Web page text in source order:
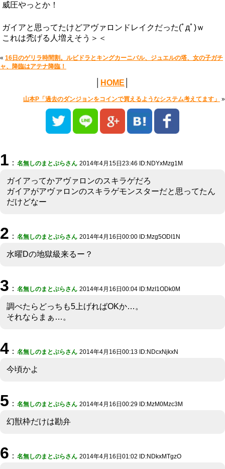
威圧やっとか！
ガイアと思ってたけどアヴァロンドレイクだった(ﾟдﾟ)ｗ
これは禿げる人増えそう＞＜
« 16日のゲリラ時間割。ルビドラとキングカーニバル、ジュエルの塔、女の子ガチ
ャ、降臨はアテナ降臨！
HOME
山本P「過去のダンジョンをコインで買えるようなシステム考えてます」 »
1 ： 名無しのまとぷらさん 2014年4月15日23:46 ID:NDYxMzg1M
ガイアってかアヴァロンのスキラゲだろ
ガイアがアヴァロンのスキラゲモンスターだと思ってたん
だけどなー
2 ： 名無しのまとぷらさん 2014年4月16日00:00 ID:Mzg5ODI1N
水曜Dの地獄級来るー？
3 ： 名無しのまとぷらさん 2014年4月16日00:04 ID:MzI1ODk0M
調べたらどっちも5上げればOKか…。
それならまぁ…。
4 ： 名無しのまとぷらさん 2014年4月16日00:13 ID:NDcxNjkxN
今頃かよ
5 ： 名無しのまとぷらさん 2014年4月16日00:29 ID:MzM0Mzc3M
幻獣枠だけは勘弁
6 ： 名無しのまとぷらさん 2014年4月16日01:02 ID:NDkxMTgzO